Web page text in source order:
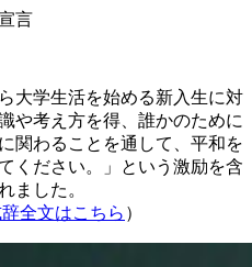
言
大学生活を始める新入生に対
や考え方を得、誰かのために
関わることを通して、平和を
ください。」という激励を含
ました。
全文はこちら ）